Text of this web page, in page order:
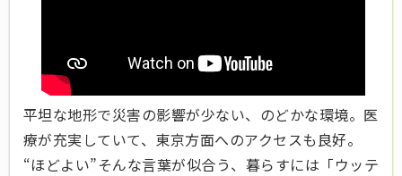
平坦な地形で災害の影響が少ない、のどかな環境。医
療が充実していて、東京方面へのアクセスも良好。
“ほどよい”そんな言葉が似合う、暮らすには「ウッテ